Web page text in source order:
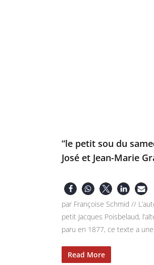
“le petit sou du
José et Jean-Marie
par Françoise Schmid //
petit Jacques Poisbelaud,
paru en 1877, ce texte a
Read More